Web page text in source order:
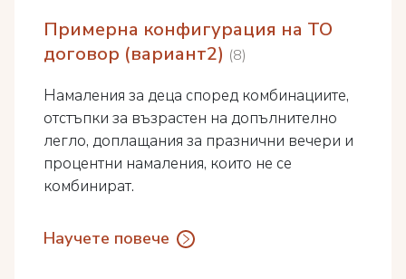
Примерна конфигурация на ТО
договор (вариант2) 8
Намаления за деца според комбинациите,
отстъпки за възрастен на допълнително
легло, доплащания за празнични вечери и
процентни намаления, които не се
комбинират.
Научете повече